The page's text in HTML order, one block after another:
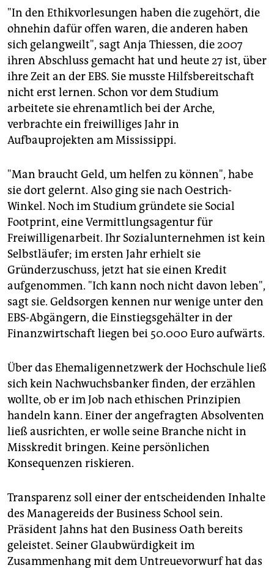
"In den Ethikvorlesungen haben die zugehört, die
ohnehin dafür offen waren, die anderen haben
sich gelangweilt", sagt Anja Thiessen, die 2007
ihren Abschluss gemacht hat und heute 27 ist, über
ihre Zeit an der EBS. Sie musste Hilfsbereitschaft
nicht erst lernen. Schon vor dem Studium
arbeitete sie ehrenamtlich bei der Arche,
verbrachte ein freiwilliges Jahr in
Aufbauprojekten am Mississippi.
"Man braucht Geld, um helfen zu können", habe
sie dort gelernt. Also ging sie nach Oestrich-
Winkel. Noch im Studium gründete sie Social
Footprint, eine Vermittlungsagentur für
Freiwilligenarbeit. Ihr Sozialunternehmen ist kein
Selbstläufer; im ersten Jahr erhielt sie
Gründerzuschuss, jetzt hat sie einen Kredit
aufgenommen. "Ich kann noch nicht davon leben",
sagt sie. Geldsorgen kennen nur wenige unter den
EBS-Abgängern, die Einstiegsgehälter in der
Finanzwirtschaft liegen bei 50.000 Euro aufwärts.
Über das Ehemaligennetzwerk der Hochschule ließ
sich kein Nachwuchsbanker finden, der erzählen
wollte, ob er im Job nach ethischen Prinzipien
handeln kann. Einer der angefragten Absolventen
ließ ausrichten, er wolle seine Branche nicht in
Misskredit bringen. Keine persönlichen
Konsequenzen riskieren.
Transparenz soll einer der entscheidenden Inhalte
des Managereids der Business School sein.
Präsident Jahns hat den Business Oath bereits
geleistet. Seiner Glaubwürdigkeit im
Zusammenhang mit dem Untreuevorwurf hat das